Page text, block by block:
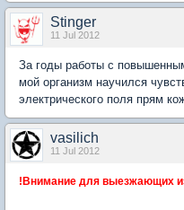
Stinger
11 Jul 2012
За годы работы с
мой организм научился
электрического поля прям
vasilich
11 Jul 2012
!Внимание для выезжающих